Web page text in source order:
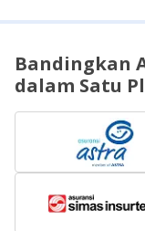
Bandingkan
dalam Satu